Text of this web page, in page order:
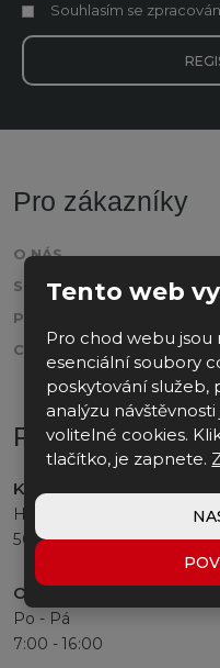
Souhlasím
se
osobních
Souhlasím se
se
odeslat.
Pro zákazníky
O NÁS
SLUŽBY
PRODUKTY
CERTIFIKÁTY
Provozovna a
K2 INDUSTRY, s.r.o.
Heřmanice 128
509 01 Nová Paka
Otevírací doba
Po - Pá
7:00 - 16:00
Tento web
Pro chod webu jsou
esenciální soubory
poskytování služeb,
analýzu
volitelné cookies.
tlačítko, je zapnete.